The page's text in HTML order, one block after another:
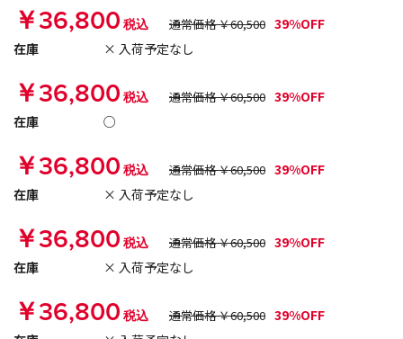
￥36,800税込 通常価格 ￥60,500 39%OFF
在庫
× 入荷予定なし
￥36,800税込 通常価格 ￥60,500 39%OFF
在庫
○
￥36,800税込 通常価格 ￥60,500 39%OFF
在庫
× 入荷予定なし
￥36,800税込 通常価格 ￥60,500 39%OFF
在庫
× 入荷予定なし
￥36,800税込 通常価格 ￥60,500 39%OFF